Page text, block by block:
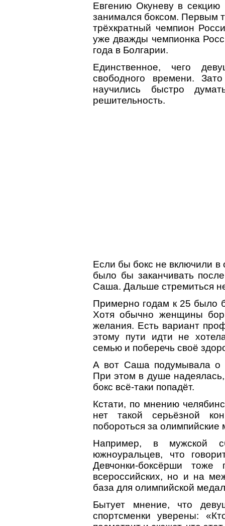
Евгению Окуневу в
занимался боксом. Первым
трёхкратный чемпион
уже дважды чемпионка
года в Болгарии.
Единственное, чего
свободного времени.
научились быстро
решительность.
Если бы бокс не включили
было бы заканчивать
Саша. Дальше стремиться
Примерно годам к 25 было
Хотя обычно женщины
желания. Есть вариант
этому пути идти не
семью и поберечь своё
А вот Саша подумывала о
При этом в душе
бокс всё-таки попадёт.
Кстати, по мнению
нет такой серьёзной
побороться за
Например, в мужской
южноуральцев, что
Девчонки-боксёрши
всероссийских, но и на
база для олимпийской
Бытует мнение, что
спортсменки уверены: